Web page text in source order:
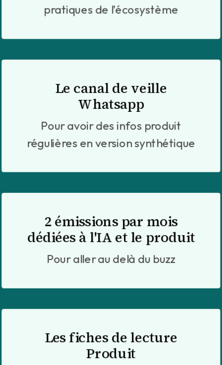
pratiques de l’écosystème
Le canal de veille
Whatsapp
Pour avoir des infos produit
régulières en version synthétique
2 émissions par mois
dédiées à l'IA et le produit
Pour aller au delà du buzz
Les fiches de lecture
Produit